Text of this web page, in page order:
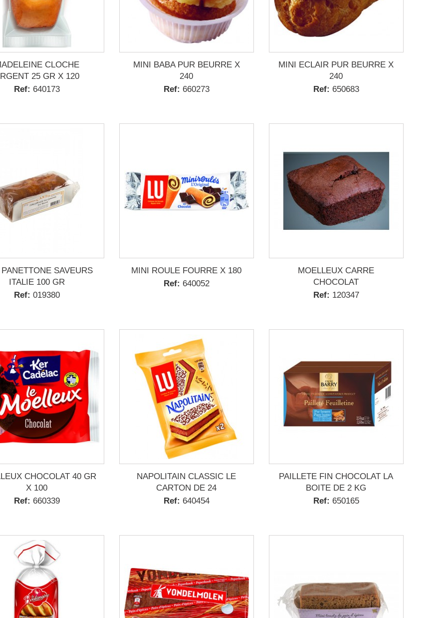
CLOCHE
25 GR X 120
Ref: 640173
MINI BABA PUR BEURRE X
240
Ref: 660273
MINI ECLAIR PUR BEURRE X
240
Ref: 650683
SAVEURS
ITALIE 100 GR
Ref: 019380
MINI ROULE FOURRE X 180
Ref: 640052
MOELLEUX CARRE
CHOCOLAT
Ref: 120347
CHOCOLAT 40 GR
X 100
Ref: 660339
NAPOLITAIN CLASSIC LE
CARTON DE 24
Ref: 640454
PAILLETE FIN CHOCOLAT LA
BOITE DE 2 KG
Ref: 650165